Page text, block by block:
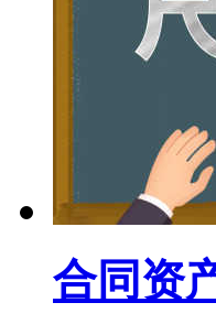
合同资